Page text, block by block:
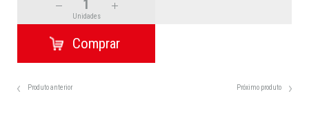
Unidades
Produto anterior Próximo produto